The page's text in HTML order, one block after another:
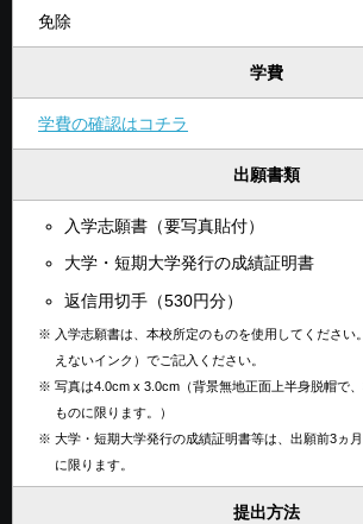
免除
学費
学費の確認はコチラ
出願書類
入学志願書（要写真貼付）
大学・短期大学発行の成績証明書
返信用切手（530円分）
※ 入学志願書は、本校所定のものを使用してください
えないインク）でご記入ください。
※ 写真は4.0cm x 3.0cm（背景無地正面上半身脱帽で
ものに限ります。）
※ 大学・短期大学発行の成績証明書等は、出願前3ヵ
に限ります。
提出方法